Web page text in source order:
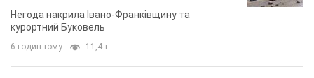
Відео
Негода накрила Івано-Франківщину та
курортний Буковель
6 годин тому 11,4 т.